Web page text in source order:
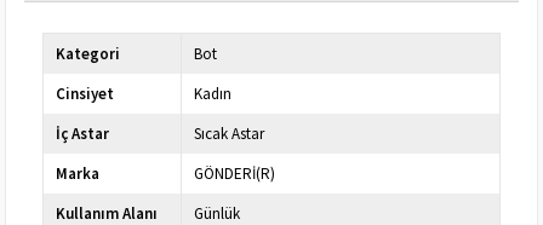
Kategori
Bot
Cinsiyet
Kadın
İç Astar
Sıcak Astar
Marka
GÖNDERİ(R)
Kullanım Alanı
Günlük